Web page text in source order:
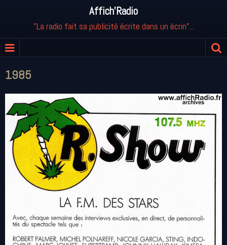
Affich'Radio
"La radio fait sa publicité écrite dans un écrin"...
1985